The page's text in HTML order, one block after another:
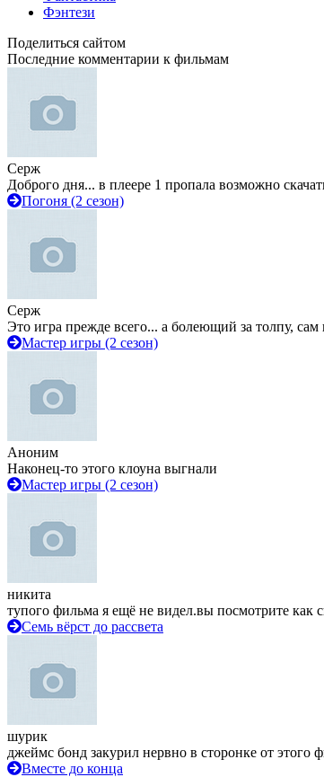
Фэнтези
Поделиться сайтом
Последние комментарии к фильмам
Серж
Доброго дня... в плеере 1 пропала возможно
Погоня (2 сезон)
Серж
Это игра прежде всего... а болеющий за толпу,
Мастер игры (2 сезон)
Аноним
Наконец-то этого клоуна выгнали
Мастер игры (2 сезон)
никита
тупого фильма я ещё не видел.вы посмотрите как
Семь вёрст до рассвета
шурик
джеймс бонд закурил нервно в сторонке от этого
Вместе до конца